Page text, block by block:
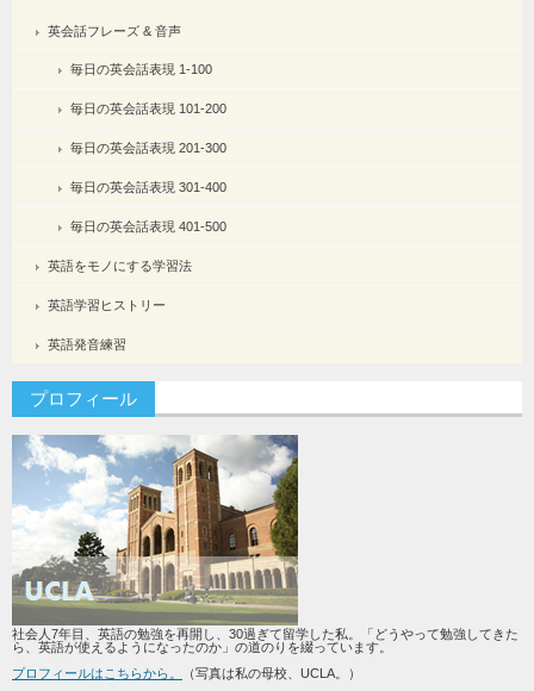
英会話フレーズ & 音声
毎日の英会話表現 1-100
毎日の英会話表現 101-200
毎日の英会話表現 201-300
毎日の英会話表現 301-400
毎日の英会話表現 401-500
英語をモノにする学習法
英語学習ヒストリー
英語発音練習
プロフィール
社会人7年目、英語の勉強を再開し、30過ぎて留学した私。「どうやって勉強してきた
ら、英語が使えるようになったのか」の道のりを綴っています。
プロフィールはこちらから。
（写真は私の母校、UCLA。）